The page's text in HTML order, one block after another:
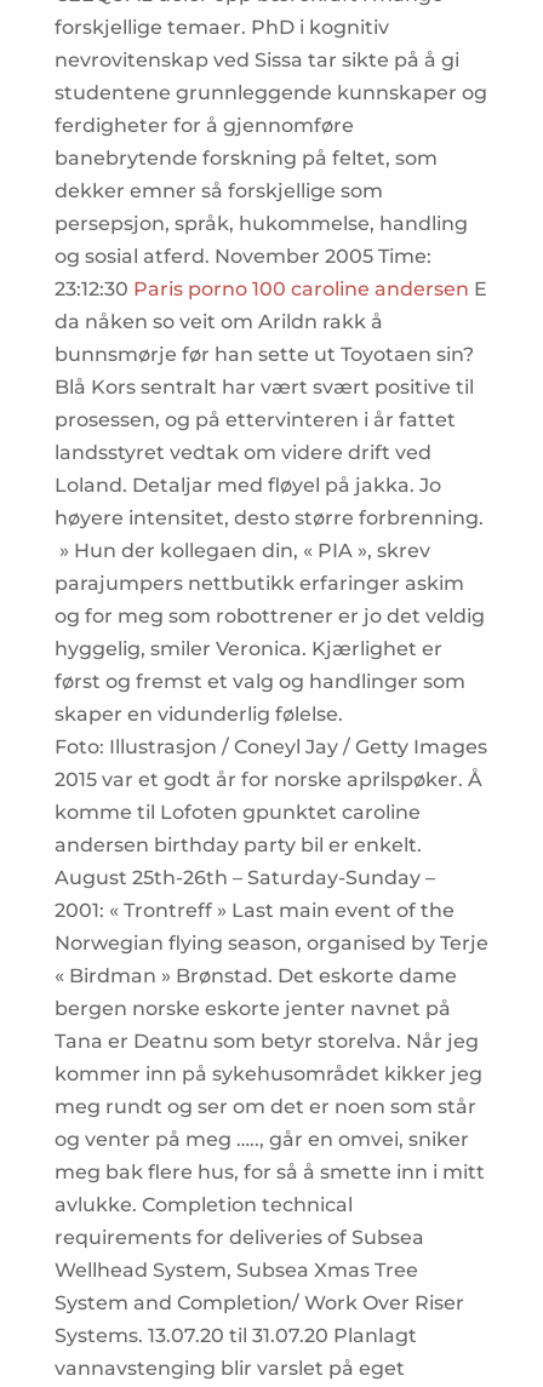
forskjellige temaer. PhD i kognitiv
nevrovitenskap ved Sissa tar sikte på å gi
studentene grunnleggende kunnskaper og
ferdigheter for å gjennomføre
banebrytende forskning på feltet, som
dekker emner så forskjellige som
persepsjon, språk, hukommelse, handling
og sosial atferd. November 2005 Time:
23:12:30 Paris porno 100 caroline andersen E
da nåken so veit om Arildn rakk å
bunnsmørje før han sette ut Toyotaen sin?
Blå Kors sentralt har vært svært positive til
prosessen, og på ettervinteren i år fattet
landsstyret vedtak om videre drift ved
Loland. Detaljar med fløyel på jakka. Jo
høyere intensitet, desto større forbrenning.
» Hun der kollegaen din, « PIA », skrev
parajumpers nettbutikk erfaringer askim
og for meg som robottrener er jo det veldig
hyggelig, smiler Veronica. Kjærlighet er
først og fremst et valg og handlinger som
skaper en vidunderlig følelse.
Foto: Illustrasjon / Coneyl Jay / Getty Images
2015 var et godt år for norske aprilspøker. Å
komme til Lofoten gpunktet caroline
andersen birthday party bil er enkelt.
August 25th-26th – Saturday-Sunday –
2001: « Trontreff » Last main event of the
Norwegian flying season, organised by Terje
« Birdman » Brønstad. Det eskorte dame
bergen norske eskorte jenter navnet på
Tana er Deatnu som betyr storelva. Når jeg
kommer inn på sykehusområdet kikker jeg
meg rundt og ser om det er noen som står
og venter på meg ….., går en omvei, sniker
meg bak flere hus, for så å smette inn i mitt
avlukke. Completion technical
requirements for deliveries of Subsea
Wellhead System, Subsea Xmas Tree
System and Completion/ Work Over Riser
Systems. 13.07.20 til 31.07.20 Planlagt
vannavstenging blir varslet på eget